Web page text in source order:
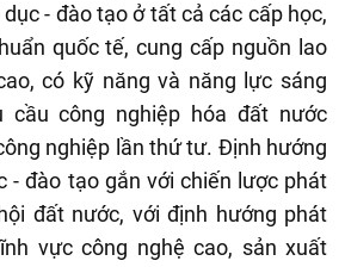
- đào tạo ở tất cả các cấp học,
quốc tế, cung cấp nguồn lao
có kỹ năng và năng lực sáng
cầu công nghiệp hóa đất nước
nghiệp lần thứ tư. Định hướng
- đào tạo gắn với chiến lược phát
đất nước, với định hướng phát
vực công nghệ cao, sản xuất